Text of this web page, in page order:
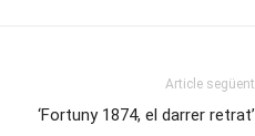
Article següent
‘Fortuny 1874, el darrer retrat’